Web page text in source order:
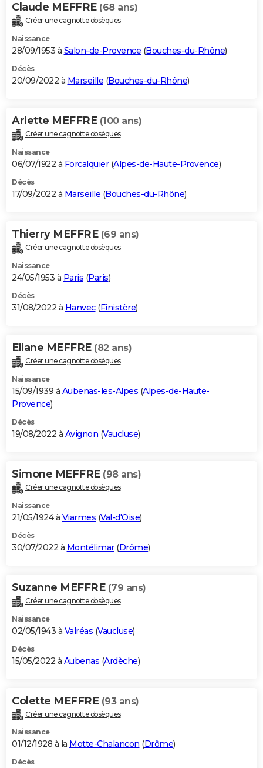
Claude MEFFRE (68 ans)
Créer une cagnotte obsèques
Naissance
28/09/1953 à Salon-de-Provence (Bouches-du-Rhône)
Décès
20/09/2022 à Marseille (Bouches-du-Rhône)
Arlette MEFFRE (100 ans)
Créer une cagnotte obsèques
Naissance
06/07/1922 à Forcalquier(Alpes-de-Haute-Provence)
Décès
17/09/2022 à Marseille (Bouches-du-Rhône)
Thierry MEFFRE (69 ans)
Créer une cagnotte obsèques
Naissance
24/05/1953 à Paris (Paris)
Décès
31/08/2022 à Hanvec(Finistère)
Eliane MEFFRE (82 ans)
Créer une cagnotte obsèques
Naissance
15/09/1939 à Aubenas-les-Alpes (Alpes-de-Haute-
Provence)
Décès
19/08/2022 à Avignon (Vaucluse)
Simone MEFFRE (98 ans)
Créer une cagnotte obsèques
Naissance
21/05/1924 à Viarmes (Val-d'Oise)
Décès
30/07/2022 à Montélimar(Drôme)
Suzanne MEFFRE (79 ans)
Créer une cagnotte obsèques
Naissance
02/05/1943 à Valréas (Vaucluse)
Décès
15/05/2022 à Aubenas (Ardèche)
Colette MEFFRE (93 ans)
Créer une cagnotte obsèques
Naissance
01/12/1928 à la Motte-Chalancon (Drôme)
Décès